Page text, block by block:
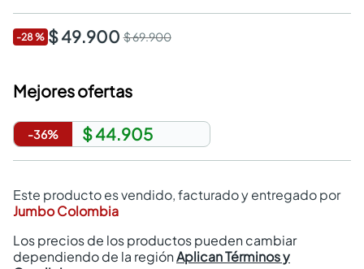
-28% $ 49.900 $ 69.900
Mejores ofertas
-36% $ 44.905
Este producto es vendido, facturado y entregado por
Jumbo Colombia
Los precios de los productos pueden cambiar
dependiendo de la regiónAplican Términos y